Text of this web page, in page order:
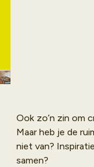
Ook zo’n zin om
Maar heb je de
niet van?
samen?